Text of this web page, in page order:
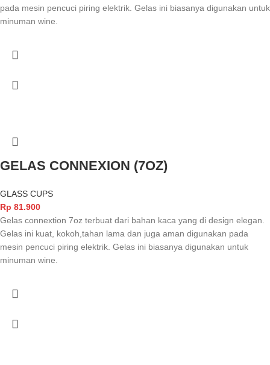
pada mesin pencuci piring elektrik. Gelas ini biasanya digunakan untuk
minuman wine.
GELAS CONNEXION (7OZ)
GLASS CUPS
Rp 81.900
Gelas connextion 7oz terbuat dari bahan kaca yang di design elegan.
Gelas ini kuat, kokoh,tahan lama dan juga aman digunakan pada
mesin pencuci piring elektrik. Gelas ini biasanya digunakan untuk
minuman wine.